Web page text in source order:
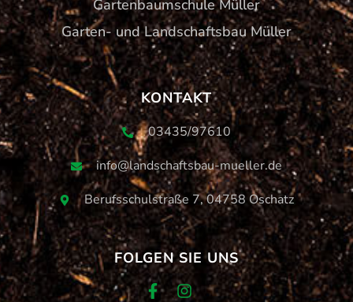
Gartenbaumschule Müller
Garten- und Landschaftsbau Müller
KONTAKT
03435/97610
info@landschaftsbau-mueller.de
Berufsschulstraße 7, 04758 Oschatz
FOLGEN SIE UNS